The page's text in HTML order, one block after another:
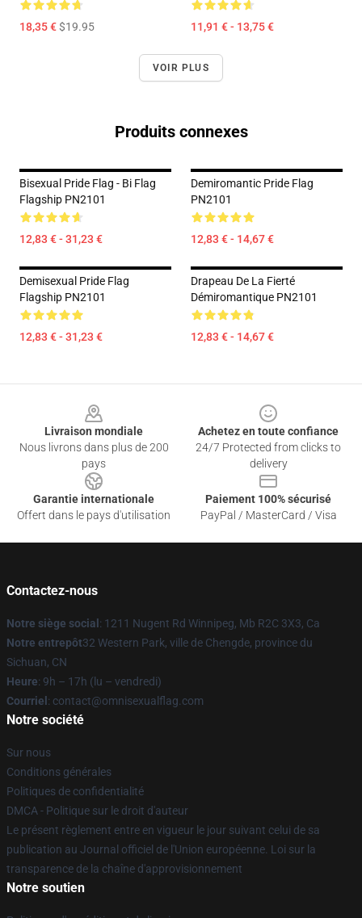
18,35 €$19.95 11,91 € - 13,75 €
VOIR PLUS
Produits connexes
Bisexual Pride Flag - Bi Flag
Flagship PN2101
12,83 € - 31,23 €
Demiromantic Pride Flag
PN2101
12,83 € - 14,67 €
Demisexual Pride Flag
Flagship PN2101
12,83 € - 31,23 €
Drapeau De La Fierté
Démiromantique PN2101
12,83 € - 14,67 €
Livraison mondiale
Nous livrons dans plus de 200
pays
Achetez en toute confiance
24/7 Protected from clicks to
delivery
Garantie internationale
Offert dans le pays d'utilisation
Paiement 100% sécurisé
PayPal / MasterCard / Visa
Contactez-nous
Notre siège social : 1211 Nugent Rd Winnipeg, Mb R2C 3X3, Ca
Notre entrepôt32 Western Park, ville de Chengde, province du
Sichuan, CN
Heure: 9h – 17h (lu – vendredi)
Courriel : contact@omnisexualflag.com
Notre société
Sur nous
Conditions générales
Politiques de confidentialité
DMCA - Politique sur le droit d'auteur
Le présent règlement entre en vigueur le jour suivant celui de sa
publication au Journal officiel de l'Union européenne. Loi sur la
transparence de la chaîne d'approvisionnement
Notre soutien